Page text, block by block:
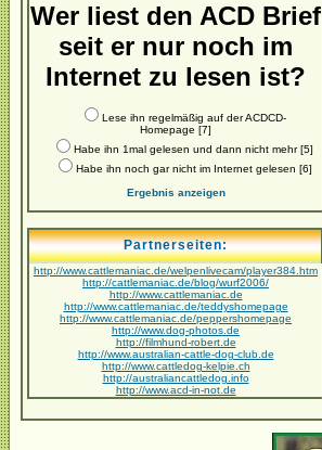
Wer liest den ACD Brief
seit er nur noch im
Internet zu lesen ist?
Lese ihn regelmäßig auf der ACDCD-
Homepage [7]
Habe ihn 1mal gelesen und dann nicht mehr [5]
Habe ihn noch gar nicht im Internet gelesen [6]
Ergebnis anzeigen
Partnerseiten:
http://www.cattlemaniac.de/welpenlivecam/player384.htm
http://cattlemaniac.de/blog/wurf2006/
http://www.cattlemaniac.de
http://www.cattlemaniac.de/teddyshomepage
http://www.cattlemaniac.de/peppershomepage
http://www.dog-photos.de
http://filmhund-robert.de
http://www.australian-cattle-dog-club.de
http://www.cattledog-kelpie.ch
http://australiancattledog.info
http://www.acd-in-not.de